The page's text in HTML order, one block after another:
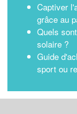
Captiver
grâce au
Quels
solaire ?
Guide
sport ou